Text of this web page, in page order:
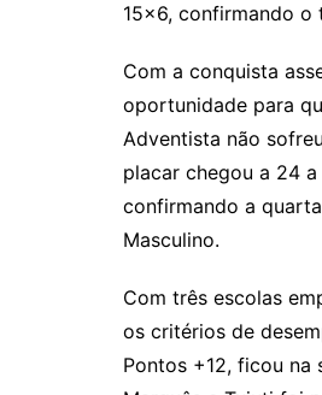
15×6, confirmando
Com a conquista
oportunidade para
Adventista não
placar chegou a 24
confirmando a
Masculino.
Com três escolas
os critérios de
Pontos +12, ficou na